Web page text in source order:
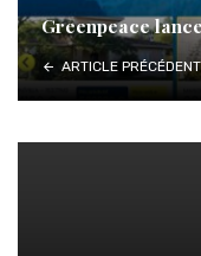
Greenpeace
ARTICLE PRÉCÉDENT